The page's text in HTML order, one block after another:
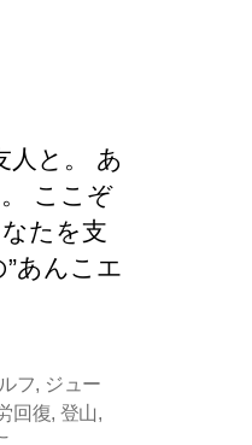
人と。 あ
ここぞ
たを支
あんこエ
フ, ジュー
回復, 登山,